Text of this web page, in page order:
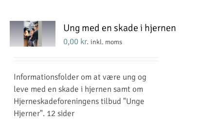
Ung med en skade i hjernen
0,00 kr. inkl. moms
Informationsfolder om at være ung og
leve med en skade i hjernen samt om
Hjerneskadeforeningens tilbud "Unge
Hjerner". 12 sider